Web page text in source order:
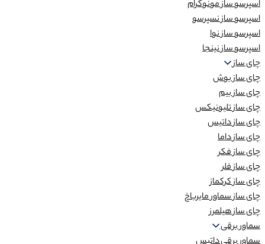
اسپرسو ساز مونوگرام
اسپرسو ساز نسپرسو
اسپرسو ساز نوا
اسپرسو ساز نینجا
چای ساز
چای ساز بوش
چای ساز بیم
چای ساز تلیونیکس
چای ساز داتیس
چای ساز داما
چای ساز فکر
چای ساز فلر
چای ساز کرکماز
چای ساز سماور مایرباخ
چای ساز هیلمرز
سماور برقی